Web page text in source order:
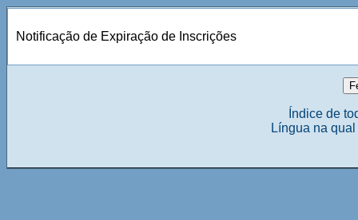
Notificação de Expiração de Inscrições
Índice de
Língua na